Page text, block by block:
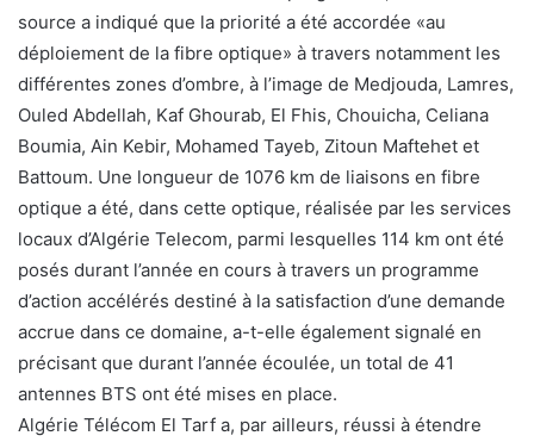
source a indiqué que la priorité a été accordée «au
déploiement de la fibre optique» à travers notamment les
différentes zones d’ombre, à l’image de Medjouda, Lamres,
Ouled Abdellah, Kaf Ghourab, El Fhis, Chouicha, Celiana
Boumia, Ain Kebir, Mohamed Tayeb, Zitoun Maftehet et
Battoum. Une longueur de 1076 km de liaisons en fibre
optique a été, dans cette optique, réalisée par les services
locaux d’Algérie Telecom, parmi lesquelles 114 km ont été
posés durant l’année en cours à travers un programme
d’action accélérés destiné à la satisfaction d’une demande
accrue dans ce domaine, a-t-elle également signalé en
précisant que durant l’année écoulée, un total de 41
antennes BTS ont été mises en place.
Algérie Télécom El Tarf a, par ailleurs, réussi à étendre